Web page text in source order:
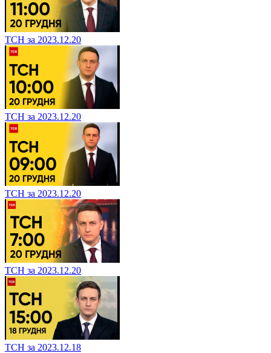
ТСН за 2023.12.20
ТСН за 2023.12.20
ТСН за 2023.12.20
ТСН за 2023.12.20
ТСН за 2023.12.18